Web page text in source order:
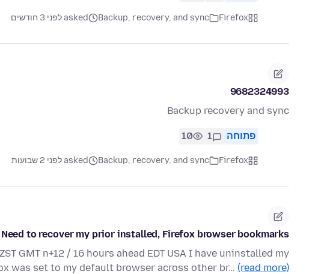
Firefox
Backup, recovery, and sync asked לפני 3 חודשים
9682324993
Backup recovery and sync
פתוחה 1
10
Firefox
Backup, recovery, and sync asked לפני 2 שבועות
Need to recover my prior installed, Firefox browser bookmarks
GMT n+12 / 16 hours ahead EDT USA I have uninstalled my
was set to my default browser across other br… (read more)